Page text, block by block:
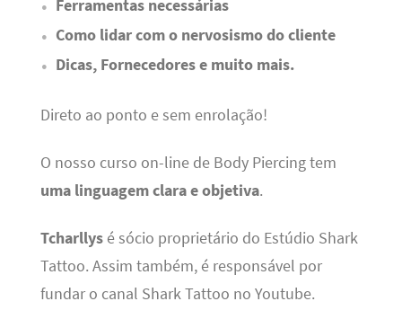
Ferramentas necessárias
Como lidar com o nervosismo do cliente
Dicas, Fornecedores e muito mais.
Direto ao ponto e sem enrolação!
O nosso curso on-line de Body Piercing tem
uma linguagem clara e objetiva.
Tcharllysé sócio proprietário do Estúdio Shark
Tattoo. Assim também, é responsável por
fundar o canal Shark Tattoo no Youtube.